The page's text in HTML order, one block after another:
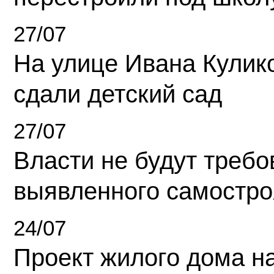
27/07
На улице Ивана
сдали детский сад
27/07
Власти не будут
выявленного
24/07
Проект жилого дома